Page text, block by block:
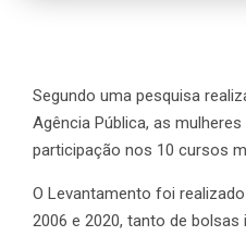
Segundo uma pesquisa
Agência Pública, as
participação nos 10 cursos
O Levantamento foi
2006 e 2020, tanto de